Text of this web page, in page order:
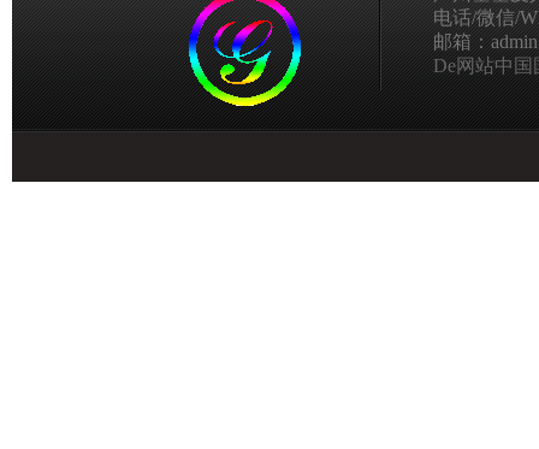
电话/微信/
邮箱：
De网站中国